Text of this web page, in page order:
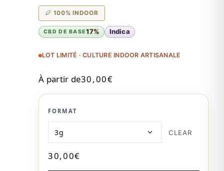
100% INDOOR
CBD DE BASE17% Indica
LOT LIMITÉ · CULTURE INDOOR ARTISANALE
À partir de30,00€
FORMAT
CLEAR
30,00€